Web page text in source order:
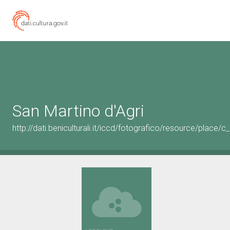
San Martino d'Agri
http://dati.beniculturali.it/iccd/fotografico/resource/place/